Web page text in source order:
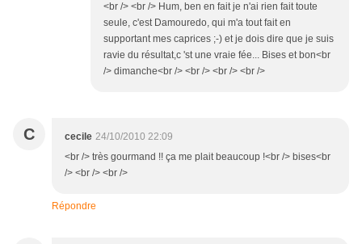
<br /> <br /> Hum, ben en fait je n'ai rien fait toute
seule, c'est Damouredo, qui m'a tout fait en
supportant mes caprices ;-) et je dois dire que je suis
ravie du résultat,c 'st une vraie fée... Bises et bon<br
/> dimanche<br /> <br /> <br /> <br />
C cecile 24/10/2010 22:09
<br /> très gourmand !! ça me plait beaucoup !<br /> bises<br
/> <br /> <br />
Répondre